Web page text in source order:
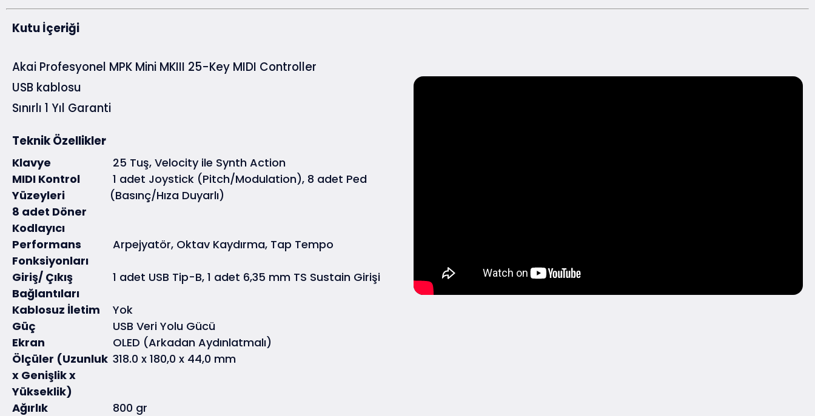
Kutu İçeriği
Akai Profesyonel MPK Mini MKIII 25-Key MIDI Controller
USB kablosu
Sınırlı 1 Yıl Garanti
Teknik Özellikler
Klavye
25 Tuş, Velocity ile Synth Action
MIDI Kontrol
Yüzeyleri
1 adet Joystick (Pitch/Modulation), 8 adet Ped
(Basınç/Hıza Duyarlı)
8 adet Döner
Kodlayıcı
Performans
Fonksiyonları
Arpejyatör, Oktav Kaydırma, Tap Tempo
Giriş/ Çıkış
Bağlantıları
1 adet USB Tip-B, 1 adet 6,35 mm TS Sustain Girişi
Kablosuz İletim
Yok
Güç
USB Veri Yolu Gücü
Ekran
OLED (Arkadan Aydınlatmalı)
Ölçüler (Uzunluk
x Genişlik x
Yükseklik)
318.0 x 180,0 x 44,0 mm
Ağırlık 800 gr